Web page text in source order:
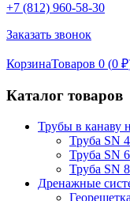
+7 (812) 960-58-30
Заказать звонок
КорзинаТоваров 0 (0 ₽
Каталог товаров
Трубы в канаву
Труба SN 4
Труба SN 6
Труба SN 8
Дренажные
Георешетка